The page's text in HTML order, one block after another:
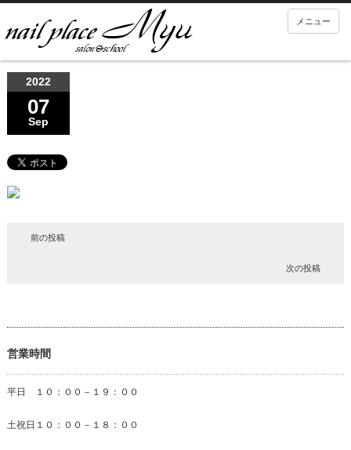
メニュー
2022
07
Sep
前の投稿
次の投稿
営業時間
平日 １０：００－１９：００
土祝日１０：００－１８：００